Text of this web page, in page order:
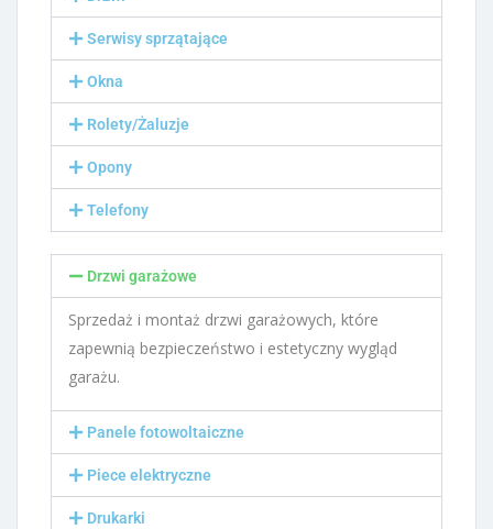
Serwisy sprzątające
Okna
Rolety/Żaluzje
Opony
Telefony
Drzwi garażowe
Sprzedaż i montaż drzwi garażowych, które
zapewnią bezpieczeństwo i estetyczny wygląd
garażu.
Panele fotowoltaiczne
Piece elektryczne
Drukarki